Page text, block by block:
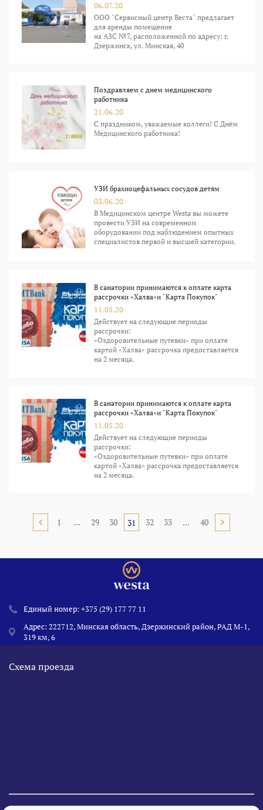
06.07.20
ООО "Сервисный центр Веста" предлагает
для аренды помещение
на АЗС №7, расположенной по адресу: г.
Дзержинск, ул. Минская, 40
Поздравляем с днем медицинского
работника
21.06.20
С праздником, уважаемые коллеги! С Днём
Медицинского работника!
УЗИ брахиоцефальных сосудов детям
03.06.20
В Медицинском центре Westa вы можете
провести УЗИ на современном
оборудовании под наблюдением опытных
специалистов первой и высшей категории.
В санатории принимаются к оплате карта
рассрочки «Халва»и "Карта Покупок"
11.05.20
Действует на следующие периоды
рассрочки:
«Оздоровительные путевки» при оплате
картой «Халва» рассрочка предоставляется
на 2 месяца.
В санатории принимаются к оплате карта
рассрочки «Халва»и "Карта Покупок"
11.05.20
Действует на следующие периоды
рассрочки:
«Оздоровительные путевки» при оплате
картой «Халва» рассрочка предоставляется
на 2 месяца.
1 ... 29 30 31 32 33 ... 40
Единый номер:+375 (29) 177 77 11
Адрес: 222712, Минская область, Дзержинский район, РАД М-1,
319 км, 6
Схема проезда